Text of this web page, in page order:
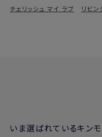
チェリッシュ マイ ラブ
リビ
いま選ばれているキン